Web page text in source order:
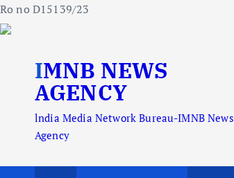
Ro no D15139/23
IMNB NEWS
AGENCY
lndia Media Network Bureau-IMNB News
Agency